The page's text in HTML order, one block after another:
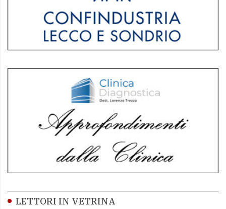
LETTORI IN VETRINA